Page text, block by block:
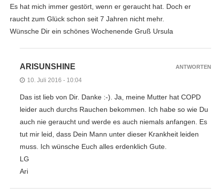
Es hat mich immer gestört, wenn er geraucht hat. Doch er
raucht zum Glück schon seit 7 Jahren nicht mehr.
Wünsche Dir ein schönes Wochenende Gruß Ursula
ARISUNSHINE
10. Juli 2016 - 10:04
Das ist lieb von Dir. Danke :-). Ja, meine Mutter hat COPD
leider auch durchs Rauchen bekommen. Ich habe so wie Du
auch nie geraucht und werde es auch niemals anfangen. Es
tut mir leid, dass Dein Mann unter dieser Krankheit leiden
muss. Ich wünsche Euch alles erdenklich Gute.
LG
Ari
ANTWORTEN